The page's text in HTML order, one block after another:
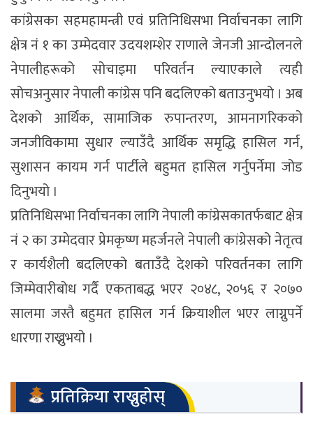
कांग्रेसका सहमहामन्त्री एवं प्रतिनिधिसभा निर्वाचनका लागि
क्षेत्र नं १ का उम्मेदवार उदयशम्शेर राणाले जेनजी आन्दोलनले
नेपालीहरूको सोचाइमा परिवर्तन ल्याएकाले त्यही
सोचअनुसार नेपाली कांग्रेस पनि बदलिएको बताउनुभयो । अब
देशको आर्थिक, सामाजिक रुपान्तरण, आमनागरिकको
जनजीविकामा सुधार ल्याउँदै आर्थिक समृद्धि हासिल गर्न,
सुशासन कायम गर्न पार्टीले बहुमत हासिल गर्नुपर्नेमा जोड
दिनुभयो ।
प्रतिनिधिसभा निर्वाचनका लागि नेपाली कांग्रेसकातर्फबाट क्षेत्र
नं २ का उम्मेदवार प्रेमकृष्ण महर्जनले नेपाली कांग्रेसको नेतृत्व
र कार्यशैली बदलिएको बताउँदै देशको परिवर्तनका लागि
जिम्मेवारीबोध गर्दै एकताबद्ध भएर २०४८, २०५६ र २०७०
सालमा जस्तै बहुमत हासिल गर्न क्रियाशील भएर लाग्नुपर्ने
धारणा राख्नुभयो ।
प्रतिक्रिया राख्नुहोस्